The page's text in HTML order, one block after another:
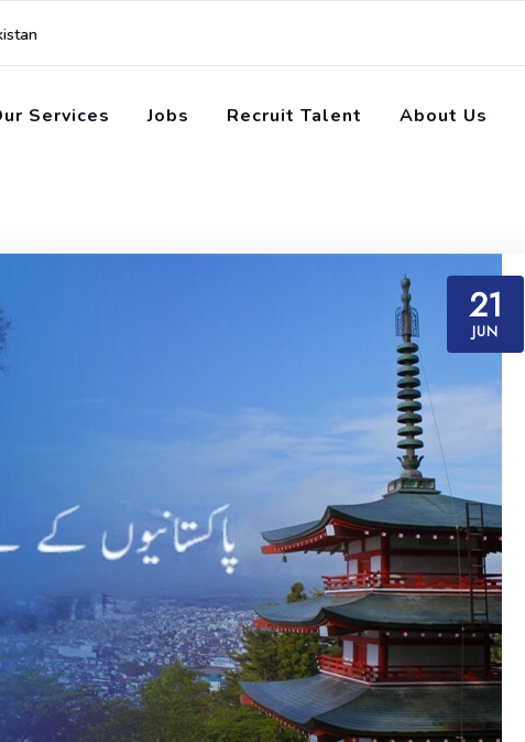
Services Jobs Recruit Talent About Us
21
JUN